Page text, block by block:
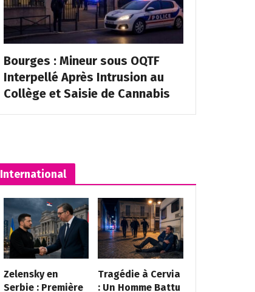
Bourges : Mineur sous OQTF
Interpellé Après Intrusion au
Collège et Saisie de Cannabis
International
Zelensky en
Serbie : Première
Tragédie à Cervia
: Un Homme Battu